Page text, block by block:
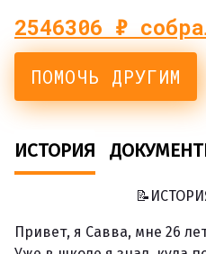
2546306 ₽
ПОМОЧЬ ДРУГИМ
ИСТОРИЯ
Привет, я Савва, мне 26